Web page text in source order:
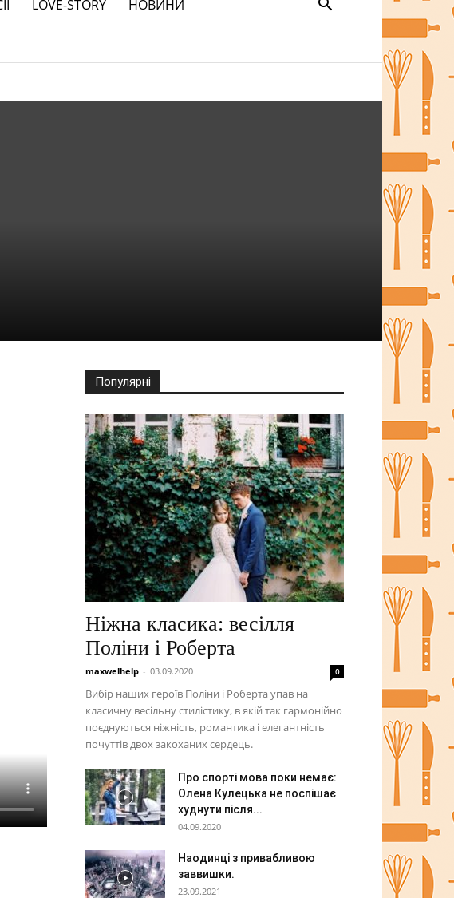
LOVE-STORY НОВИНИ
Популярні
Ніжна класика: весілля
Поліни і Роберта
maxwelhelp - 03.09.2020 0
Вибір наших героїв Поліни і Роберта упав на
класичну весільну стилістику, в якій так гармонійно
поєднуються ніжність, романтика і елегантність
почуттів двох закоханих сердець.
Про спорті мова поки немає:
Олена Кулецька не поспішає
худнути після...
04.09.2020
Наодинці з привабливою
заввишки.
23.09.2021